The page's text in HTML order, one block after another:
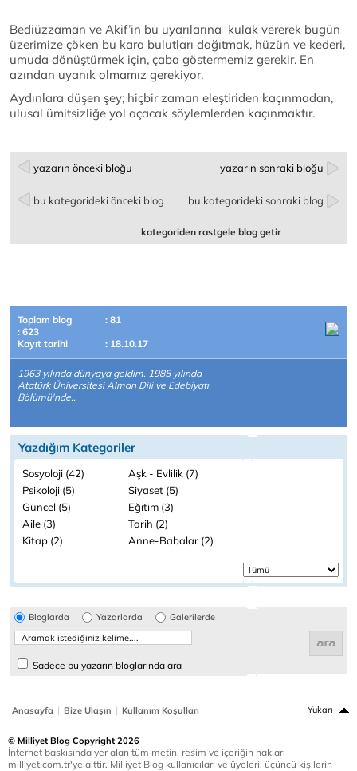
Bediüzzaman ve Akif’in bu uyarılarına kulak vererek bugün
üzerimize çöken bu kara bulutları dağıtmak, hüzün ve kederi,
umuda dönüştürmek için, çaba göstermemiz gerekir. En
azından uyanık olmamız gerekiyor.
Aydınlara düşen şey; hiçbir zaman eleştiriden kaçınmadan,
ulusal ümitsizliğe yol açacak söylemlerden kaçınmaktır.
yazarın önceki bloğu yazarın sonraki bloğu
bu kategorideki önceki blog bu kategorideki sonraki blog
kategoriden rastgele blog getir
Toplam blog
: 81
: 623
Kayıt tarihi
: 18.10.17
1963 yılında dünyaya geldim. 1985 yılında
Atatürk Üniversitesi Alman Dili ve Edebiyatı
Bölümü'nde..
Yazdığım Kategoriler
Sosyoloji (42)
Aşk - Evlilik (7)
Psikoloji (5)
Siyaset (5)
Güncel (5)
Eğitim (3)
Aile (3)
Tarih (2)
Kitap (2)
Anne-Babalar (2)
Bloglarda Yazarlarda Galerilerde
Sadece bu yazarın bloglarında ara
Anasayfa | Bize Ulaşın | Kullanım Koşulları Yukarı
© Milliyet Blog Copyright 2026
İnternet baskısında yer alan tüm metin, resim ve içeriğin hakları
milliyet.com.tr'ye aittir. Milliyet Blog kullanıcıları ve üyeleri, üçüncü kişilerin